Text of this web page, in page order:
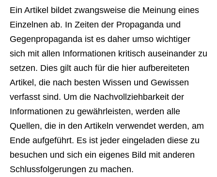
Ein Artikel bildet zwangsweise die Meinung eines
Einzelnen ab. In Zeiten der Propaganda und
Gegenpropaganda ist es daher umso wichtiger
sich mit allen Informationen kritisch auseinander zu
setzen. Dies gilt auch für die hier aufbereiteten
Artikel, die nach besten Wissen und Gewissen
verfasst sind. Um die Nachvollziehbarkeit der
Informationen zu gewährleisten, werden alle
Quellen, die in den Artikeln verwendet werden, am
Ende aufgeführt. Es ist jeder eingeladen diese zu
besuchen und sich ein eigenes Bild mit anderen
Schlussfolgerungen zu machen.